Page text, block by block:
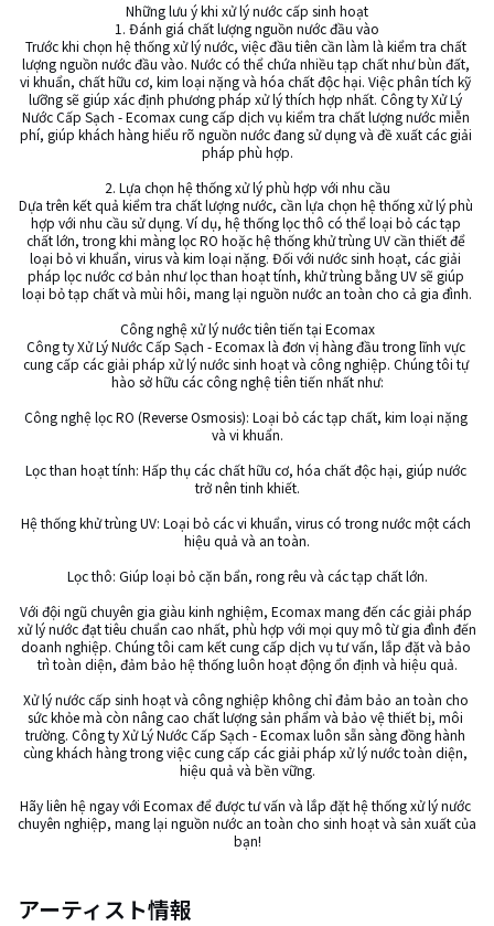
Những lưu ý khi xử lý nước cấp sinh hoạt
1. Đánh giá chất lượng nguồn nước đầu vào
Trước khi chọn hệ thống xử lý nước, việc đầu tiên cần làm là kiểm tra chất
lượng nguồn nước đầu vào. Nước có thể chứa nhiều tạp chất như bùn đất,
vi khuẩn, chất hữu cơ, kim loại nặng và hóa chất độc hại. Việc phân tích kỹ
lưỡng sẽ giúp xác định phương pháp xử lý thích hợp nhất. Công ty Xử Lý
Nước Cấp Sạch - Ecomax cung cấp dịch vụ kiểm tra chất lượng nước miễn
phí, giúp khách hàng hiểu rõ nguồn nước đang sử dụng và đề xuất các giải
pháp phù hợp.
2. Lựa chọn hệ thống xử lý phù hợp với nhu cầu
Dựa trên kết quả kiểm tra chất lượng nước, cần lựa chọn hệ thống xử lý phù
hợp với nhu cầu sử dụng. Ví dụ, hệ thống lọc thô có thể loại bỏ các tạp
chất lớn, trong khi màng lọc RO hoặc hệ thống khử trùng UV cần thiết để
loại bỏ vi khuẩn, virus và kim loại nặng. Đối với nước sinh hoạt, các giải
pháp lọc nước cơ bản như lọc than hoạt tính, khử trùng bằng UV sẽ giúp
loại bỏ tạp chất và mùi hôi, mang lại nguồn nước an toàn cho cả gia đình.
Công nghệ xử lý nước tiên tiến tại Ecomax
Công ty Xử Lý Nước Cấp Sạch - Ecomax là đơn vị hàng đầu trong lĩnh vực
cung cấp các giải pháp xử lý nước sinh hoạt và công nghiệp. Chúng tôi tự
hào sở hữu các công nghệ tiên tiến nhất như:
Công nghệ lọc RO (Reverse Osmosis): Loại bỏ các tạp chất, kim loại nặng
và vi khuẩn.
Lọc than hoạt tính: Hấp thụ các chất hữu cơ, hóa chất độc hại, giúp nước
trở nên tinh khiết.
Hệ thống khử trùng UV: Loại bỏ các vi khuẩn, virus có trong nước một cách
hiệu quả và an toàn.
Lọc thô: Giúp loại bỏ cặn bẩn, rong rêu và các tạp chất lớn.
Với đội ngũ chuyên gia giàu kinh nghiệm, Ecomax mang đến các giải pháp
xử lý nước đạt tiêu chuẩn cao nhất, phù hợp với mọi quy mô từ gia đình đến
doanh nghiệp. Chúng tôi cam kết cung cấp dịch vụ tư vấn, lắp đặt và bảo
trì toàn diện, đảm bảo hệ thống luôn hoạt động ổn định và hiệu quả.
Xử lý nước cấp sinh hoạt và công nghiệp không chỉ đảm bảo an toàn cho
sức khỏe mà còn nâng cao chất lượng sản phẩm và bảo vệ thiết bị, môi
trường. Công ty Xử Lý Nước Cấp Sạch - Ecomax luôn sẵn sàng đồng hành
cùng khách hàng trong việc cung cấp các giải pháp xử lý nước toàn diện,
hiệu quả và bền vững.
Hãy liên hệ ngay với Ecomax để được tư vấn và lắp đặt hệ thống xử lý nước
chuyên nghiệp, mang lại nguồn nước an toàn cho sinh hoạt và sản xuất của
bạn!
アーティスト情報